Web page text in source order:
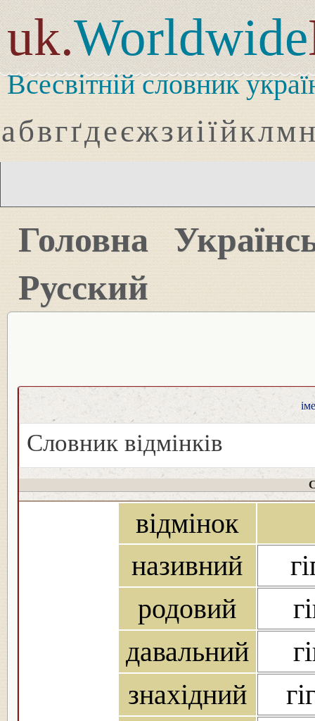
uk.Worldwide
Всесвітній словник
абвгґдеєжзиіїйклмн
Головна
Русский
Словник відмінків
відмінок
називний
родовий
давальний
знахідний